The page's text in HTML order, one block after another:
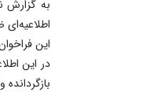
اطلاعیه‌ای
این
در این